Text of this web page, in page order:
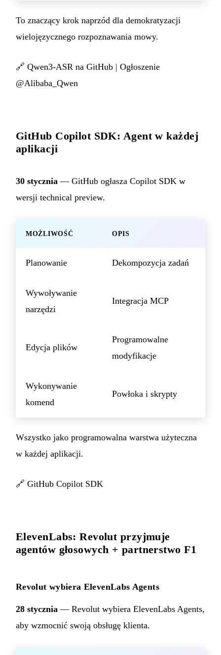
To znaczący krok naprzód dla demokratyzacji
wielojęzycznego rozpoznawania mowy.
🔗 Qwen3-ASR na GitHub | Ogłoszenie
@Alibaba_Qwen
GitHub Copilot SDK: Agent w każdej
aplikacji
30 stycznia — GitHub ogłasza Copilot SDK w
wersji technical preview.
MOŻLIWOŚĆ OPIS
Planowanie Dekompozycja zadań
Wywoływanie
narzędzi
Integracja MCP
Edycja plików
Programowalne
modyfikacje
Wykonywanie
komend
Powłoka i skrypty
Wszystko jako programowalna warstwa użyteczna
w każdej aplikacji.
🔗 GitHub Copilot SDK
ElevenLabs: Revolut przyjmuje
agentów głosowych + partnerstwo F1
Revolut wybiera ElevenLabs Agents
28 stycznia — Revolut wybiera ElevenLabs Agents,
aby wzmocnić swoją obsługę klienta.